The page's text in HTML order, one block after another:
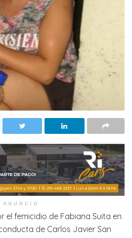
ANUNCIO
el femicidio de Fabiana Suita en
de Carlos Javier San